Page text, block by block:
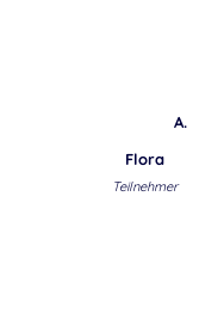
A.
Flora
Teilnehmer